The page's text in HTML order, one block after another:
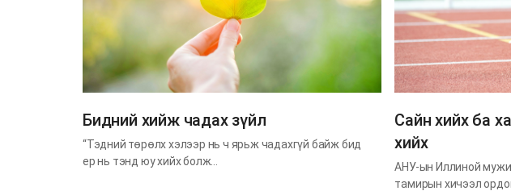
​Бидний хийж чадах зүйл
“Тэдний төрөлх хэлээр нь ч ярьж чадахгүй байж бид
ер нь тэнд юу хийх болж…
Сайн хийх ба
хийх
АНУ-ын Иллиной
тамирын хичээл